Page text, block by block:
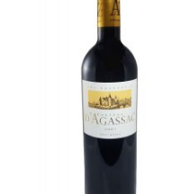
plusieurs
variations.
Les
options
peuvent
être
choisies